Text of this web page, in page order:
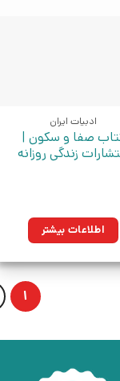
ادبیات ایران
صفا و سکون |
زندگی روزانه
اطلاعات بیشتر
1